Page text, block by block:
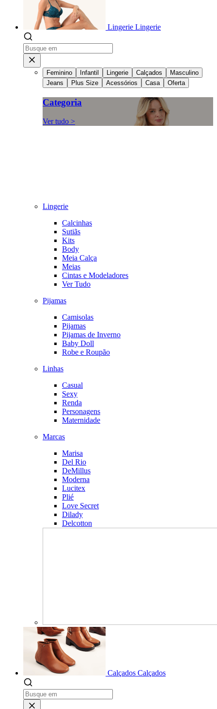
Lingerie Lingerie
Feminino Infantil Lingerie Calçados
Masculino
Jeans
Plus Size Acessórios Casa Oferta
Categoria
Ver tudo >
Lingerie
Calcinhas
Sutiãs
Kits
Body
Meia Calça
Meias
Cintas e Modeladores
Ver Tudo
Pijamas
Camisolas
Pijamas
Pijamas de Inverno
Baby Doll
Robe e Roupão
Linhas
Casual
Sexy
Renda
Personagens
Maternidade
Marcas
Marisa
Del Rio
DeMillus
Moderna
Lucitex
Plié
Love Secret
Dilady
Delcotton
Calçados Calçados